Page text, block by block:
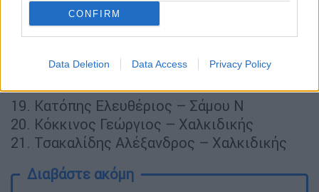
CONFIRM
Data Deletion Data Access Privacy Policy
15. Φωτιάς Βασίλειος – Πέλλας
16. Μέγας Αλέξανδρος – Πιερίας
18. Φίτσας Βασίλειος – Πρέβεζας-Λευκάδας
Ν
19. Κατόπης Ελευθέριος – Σάμου Ν
20. Κόκκινος Γεώργιος – Χαλκιδικής
21. Τσακαλίδης Αλέξανδρος – Χαλκιδικής
Διαβάστε ακόμη